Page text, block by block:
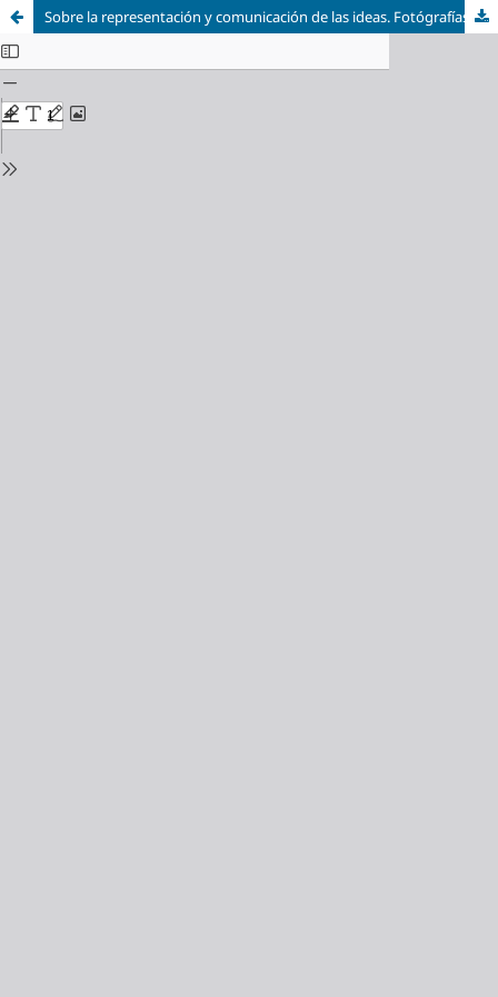
Sobre la representación y comunicación de las ideas. Fotógrafías e imágenes | About representation and communication of ideas. Photographies and images